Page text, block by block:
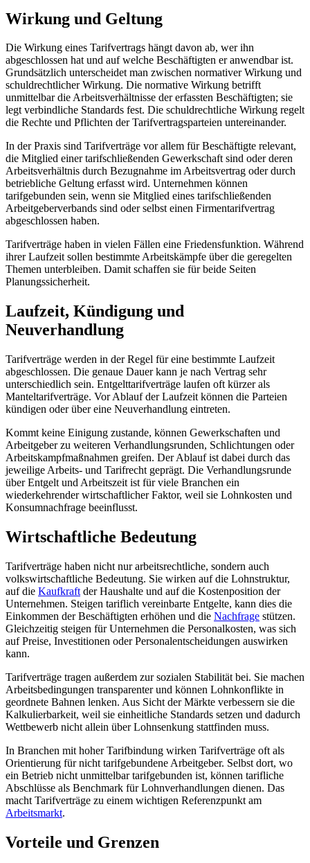
Wirkung und Geltung
Die Wirkung eines Tarifvertrags hängt davon ab, wer ihn
abgeschlossen hat und auf welche Beschäftigten er anwendbar ist.
Grundsätzlich unterscheidet man zwischen normativer Wirkung und
schuldrechtlicher Wirkung. Die normative Wirkung betrifft
unmittelbar die Arbeitsverhältnisse der erfassten Beschäftigten; sie
legt verbindliche Standards fest. Die schuldrechtliche Wirkung regelt
die Rechte und Pflichten der Tarifvertragsparteien untereinander.
In der Praxis sind Tarifverträge vor allem für Beschäftigte relevant,
die Mitglied einer tarifschließenden Gewerkschaft sind oder deren
Arbeitsverhältnis durch Bezugnahme im Arbeitsvertrag oder durch
betriebliche Geltung erfasst wird. Unternehmen können
tarifgebunden sein, wenn sie Mitglied eines tarifschließenden
Arbeitgeberverbands sind oder selbst einen Firmentarifvertrag
abgeschlossen haben.
Tarifverträge haben in vielen Fällen eine Friedensfunktion. Während
ihrer Laufzeit sollen bestimmte Arbeitskämpfe über die geregelten
Themen unterbleiben. Damit schaffen sie für beide Seiten
Planungssicherheit.
Laufzeit, Kündigung und
Neuverhandlung
Tarifverträge werden in der Regel für eine bestimmte Laufzeit
abgeschlossen. Die genaue Dauer kann je nach Vertrag sehr
unterschiedlich sein. Entgelttarifverträge laufen oft kürzer als
Manteltarifverträge. Vor Ablauf der Laufzeit können die Parteien
kündigen oder über eine Neuverhandlung eintreten.
Kommt keine Einigung zustande, können Gewerkschaften und
Arbeitgeber zu weiteren Verhandlungsrunden, Schlichtungen oder
Arbeitskampfmaßnahmen greifen. Der Ablauf ist dabei durch das
jeweilige Arbeits- und Tarifrecht geprägt. Die Verhandlungsrunde
über Entgelt und Arbeitszeit ist für viele Branchen ein
wiederkehrender wirtschaftlicher Faktor, weil sie Lohnkosten und
Konsumnachfrage beeinflusst.
Wirtschaftliche Bedeutung
Tarifverträge haben nicht nur arbeitsrechtliche, sondern auch
volkswirtschaftliche Bedeutung. Sie wirken auf die Lohnstruktur,
auf die Kaufkraft der Haushalte und auf die Kostenposition der
Unternehmen. Steigen tariflich vereinbarte Entgelte, kann dies die
Einkommen der Beschäftigten erhöhen und die Nachfrage stützen.
Gleichzeitig steigen für Unternehmen die Personalkosten, was sich
auf Preise, Investitionen oder Personalentscheidungen auswirken
kann.
Tarifverträge tragen außerdem zur sozialen Stabilität bei. Sie machen
Arbeitsbedingungen transparenter und können Lohnkonflikte in
geordnete Bahnen lenken. Aus Sicht der Märkte verbessern sie die
Kalkulierbarkeit, weil sie einheitliche Standards setzen und dadurch
Wettbewerb nicht allein über Lohnsenkung stattfinden muss.
In Branchen mit hoher Tarifbindung wirken Tarifverträge oft als
Orientierung für nicht tarifgebundene Arbeitgeber. Selbst dort, wo
ein Betrieb nicht unmittelbar tarifgebunden ist, können tarifliche
Abschlüsse als Benchmark für Lohnverhandlungen dienen. Das
macht Tarifverträge zu einem wichtigen Referenzpunkt am
Arbeitsmarkt.
Vorteile und Grenzen